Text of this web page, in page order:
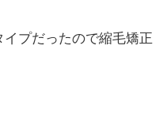
プだったので縮毛矯正